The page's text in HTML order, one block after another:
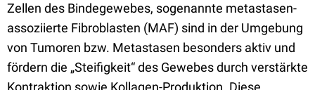
Zellen des Bindegewebes, sogenannte metastasen-
assoziierte Fibroblasten (MAF) sind in der Umgebung
von Tumoren bzw. Metastasen besonders aktiv und
fördern die „Steifigkeit“ des Gewebes durch verstärkte
Kontraktion sowie Kollagen-Produktion. Diese